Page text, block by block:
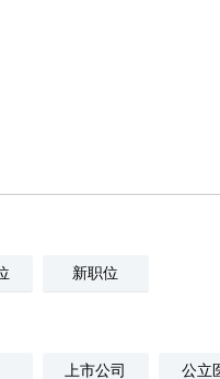
新职位
上市公司 公立